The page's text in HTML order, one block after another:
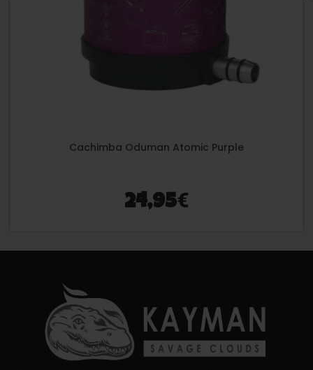
Cachimba Oduman Atomic Purple
24,95€